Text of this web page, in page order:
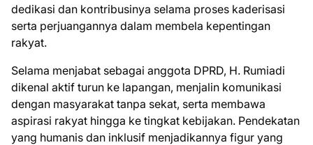
dedikasi dan kontribusinya selama proses kaderisasi
serta perjuangannya dalam membela kepentingan
rakyat.
Selama menjabat sebagai anggota DPRD, H. Rumiadi
dikenal aktif turun ke lapangan, menjalin komunikasi
dengan masyarakat tanpa sekat, serta membawa
aspirasi rakyat hingga ke tingkat kebijakan. Pendekatan
yang humanis dan inklusif menjadikannya figur yang